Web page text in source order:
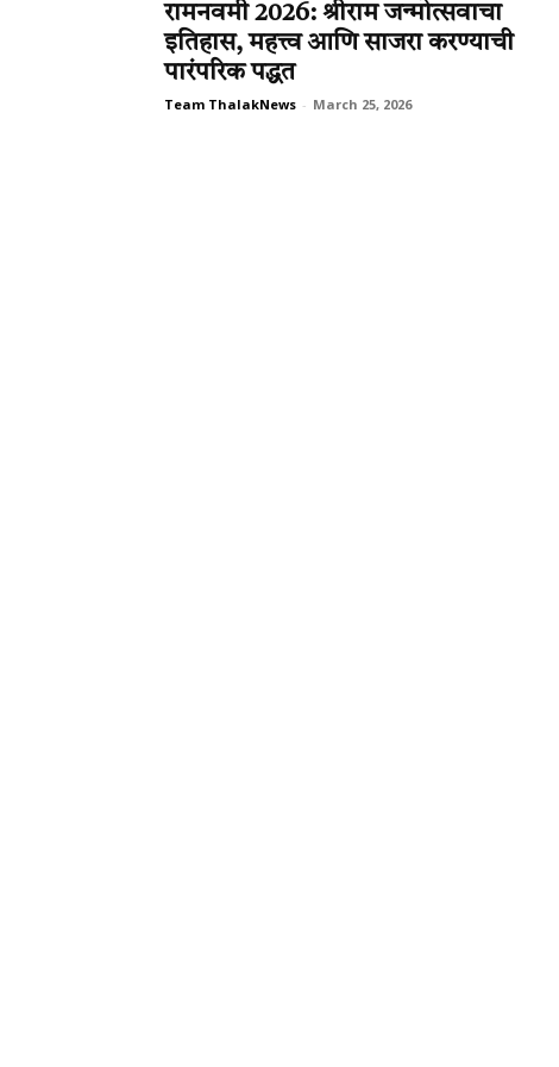
रामनवमी 2026: श्रीराम जन्मोत्सवाचा
इतिहास, महत्त्व आणि साजरा करण्याची
पारंपरिक पद्धत
Team ThalakNews - March 25, 2026